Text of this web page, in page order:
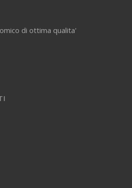
di ottima qualita'